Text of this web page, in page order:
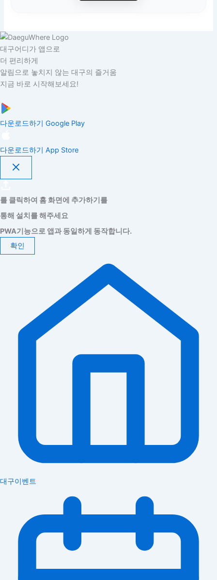
대구어디가 앱으로
더 편리하게
알림으로 놓치지 않는 대구의 즐거움
지금 바로 시작해보세요!
다운로드하기 Google Play
다운로드하기 App Store
를 클릭하여 홈 화면에 추가하기를
통해 설치를 해주세요
PWA기능으로 앱과 동일하게 동작합니다.
확인
대구이벤트